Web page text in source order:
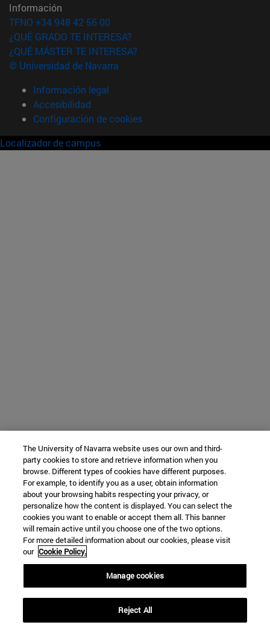
Información
TFNO +34 948 42 56 00
¿QUÉ GRADO TE INTERESA?
¿QUÉ MÁSTER TE INTERESA?
© Universidad de Navarra
Información legal
Accesibilidad
Configuración de cookies
Localizador de campus
The University of Navarra website uses our own and third-
party cookies to store and retrieve information when you
browse. Different types of cookies have different purposes.
For example, to identify you as a user, obtain information
about your browsing habits respecting your privacy, or
personalize how the content is displayed. You can select the
cookies you want to enable or accept them all. This banner
will remain active until you choose one of the two options.
For more detailed information about our cookies, please visit
our Cookie Policy.
Manage cookies
Reject All